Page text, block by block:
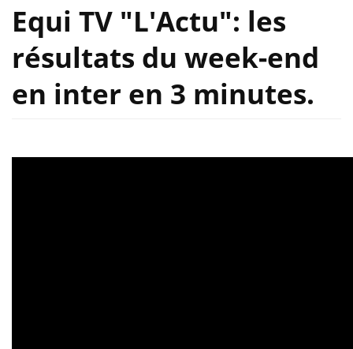
Equi TV "L'Actu": les
résultats du week-end
en inter en 3 minutes.